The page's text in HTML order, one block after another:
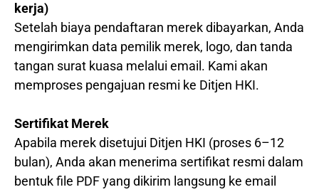
kerja)
Setelah biaya pendaftaran merek dibayarkan, Anda
mengirimkan data pemilik merek, logo, dan tanda
tangan surat kuasa melalui email. Kami akan
memproses pengajuan resmi ke Ditjen HKI.
Sertifikat Merek
Apabila merek disetujui Ditjen HKI (proses 6–12
bulan), Anda akan menerima sertifikat resmi dalam
bentuk file PDF yang dikirim langsung ke email